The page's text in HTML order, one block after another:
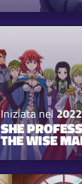
Iniziata nel2022
SHE
THE WISE